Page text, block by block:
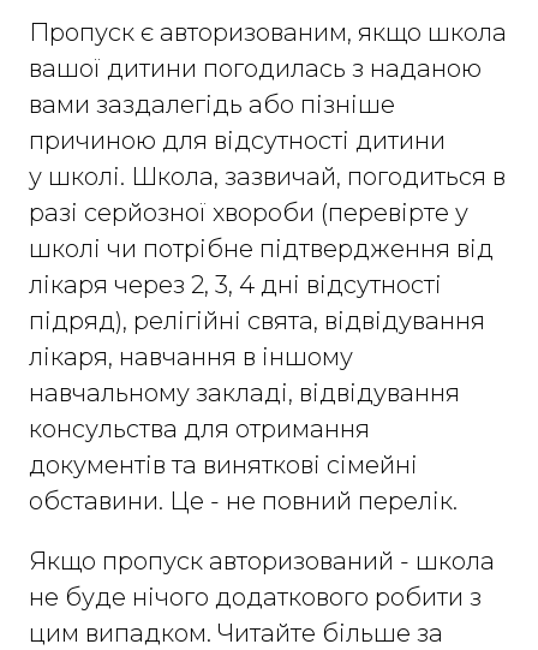
Пропуск є авторизованим, якщо школа
вашої дитини погодилась з наданою
вами заздалегідь або пізніше
причиною для відсутності дитини
у школі. Школа, зазвичай, погодиться в
разі серйозної хвороби (перевірте у
школі чи потрібне підтвердження від
лікаря через 2, 3, 4 дні відсутності
підряд), релігійні свята, відвідування
лікаря, навчання в іншому
навчальному закладі, відвідування
консульства для отримання
документів та виняткові сімейні
обставини. Це - не повний перелік.
Якщо пропуск авторизований - школа
не буде нічого додаткового робити з
цим випадком. Читайте більше за